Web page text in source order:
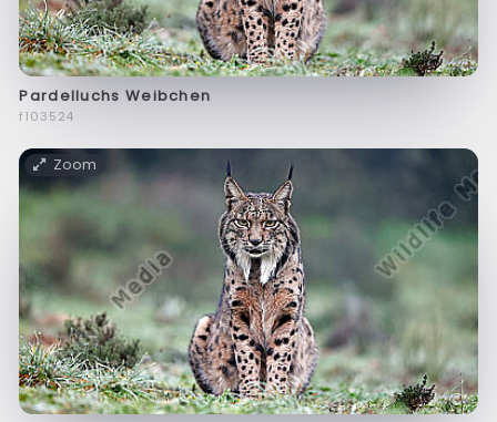
Pardelluchs Weibchen
f103524
Zoom